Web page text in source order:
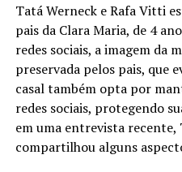
Tatá Werneck e Rafa Vitti
pais da Clara Maria, de 4
redes sociais, a imagem da
preservada pelos pais, que
casal também opta por
redes sociais, protegendo
em uma entrevista recente,
compartilhou alguns